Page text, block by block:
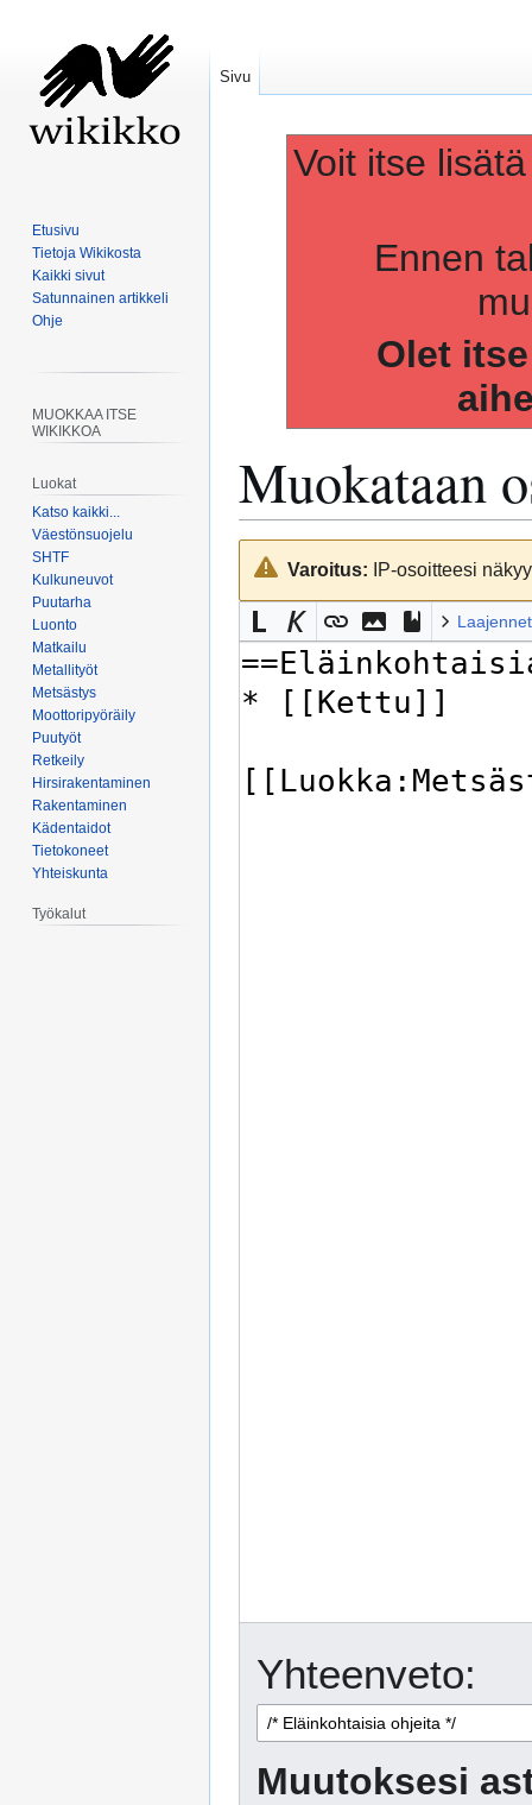
Voit itse
Ennen
Olet
Muokataan
Siirry
navigaatioon
Siirry
hakuunVaroitus: IP-osoitteesi
Yhteenveto:
Muutoksesi
Sivu
Etusivu
Tietoja Wikikosta
Kaikki sivut
Satunnainen artikkeli
Ohje
MUOKKAA ITSE
WIKIKKOA
Luokat
Katso kaikki...
Väestönsuojelu
SHTF
Kulkuneuvot
Puutarha
Luonto
Matkailu
Metallityöt
Metsästys
Moottoripyöräily
Puutyöt
Retkeily
Hirsirakentaminen
Rakentaminen
Kädentaidot
Tietokoneet
Yhteiskunta
Työkalut